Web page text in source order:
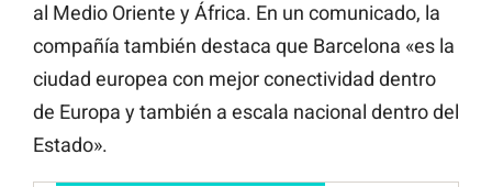
al Medio Oriente y África. En un comunicado, la
compañía también destaca que Barcelona «es la
ciudad europea con mejor conectividad dentro
de Europa y también a escala nacional dentro del
Estado».